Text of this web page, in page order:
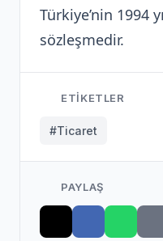
Türkiye’nin 1994
sözleşmedir.
ETIKETLER
#Ticaret
PAYLAŞ